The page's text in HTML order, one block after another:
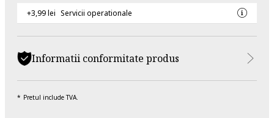
+3,99 lei Servicii operationale
Informatii conformitate produs
Pretul include TVA.